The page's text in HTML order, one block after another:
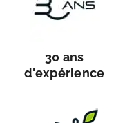
30 ans
d'expérience